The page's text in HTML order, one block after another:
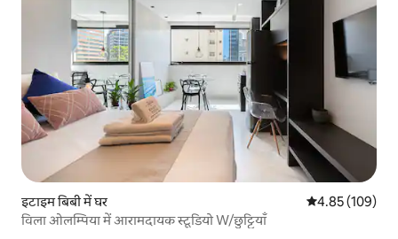
इटाइम बिबी में घर औसत रेटिंग 5 में से
4.85 (109)
विला ओलम्पिया में आरामदायक स्टूडियो W/छुट्टियाँ